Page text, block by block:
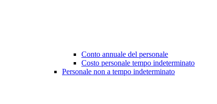
Conto annuale del personale
Costo personale tempo indeterminato
Personale non a tempo indeterminato